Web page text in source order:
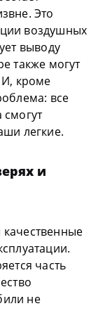
Это
воздушных
выводу
также могут
И, кроме
все
легкие.
и
часть
не